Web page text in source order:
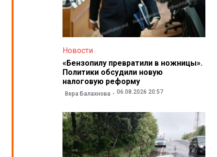
Новости
«Бензопилу превратили в ножницы».
Политики обсудили новую
налоговую реформу
Вера Балахнова 06.08.2026 20:57